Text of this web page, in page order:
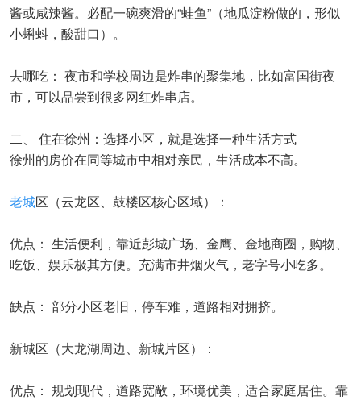
酱或咸辣酱。必配一碗爽滑的“蛙鱼”（地瓜淀粉做的，形似
小蝌蚪，酸甜口）。
去哪吃： 夜市和学校周边是炸串的聚集地，比如富国街夜
市，可以品尝到很多网红炸串店。
二、 住在徐州：选择小区，就是选择一种生活方式
徐州的房价在同等城市中相对亲民，生活成本不高。
老城区（云龙区、鼓楼区核心区域）：
优点： 生活便利，靠近彭城广场、金鹰、金地商圈，购物、
吃饭、娱乐极其方便。充满市井烟火气，老字号小吃多。
缺点： 部分小区老旧，停车难，道路相对拥挤。
新城区（大龙湖周边、新城片区）：
优点： 规划现代，道路宽敞，环境优美，适合家庭居住。靠